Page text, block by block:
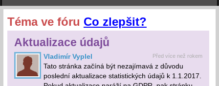
Téma ve fóru Co zlepšit?
Aktualizace údajů
Před více než rokem
Vladimír Vyplel
Tato stránka začíná být nezajímavá z důvodu
poslední aktualizace statistických údajů k 1.1.2017.